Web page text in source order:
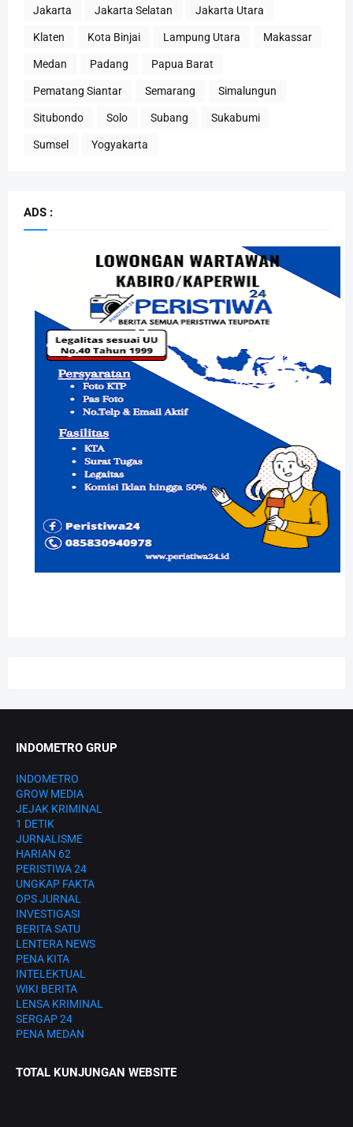
Jakarta Jakarta Selatan Jakarta Utara
Klaten Kota Binjai Lampung Utara Makassar
Medan Padang Papua Barat
Pematang Siantar Semarang Simalungun
Situbondo Solo Subang Sukabumi
Sumsel Yogyakarta
ADS :
INDOMETRO GRUP
INDOMETRO
GROW MEDIA
JEJAK KRIMINAL
1 DETIK
JURNALISME
HARIAN 62
PERISTIWA 24
UNGKAP FAKTA
OPS JURNAL
INVESTIGASI
BERITA SATU
LENTERA NEWS
PENA KITA
INTELEKTUAL
WIKI BERITA
LENSA KRIMINAL
SERGAP 24
PENA MEDAN
TOTAL KUNJUNGAN WEBSITE